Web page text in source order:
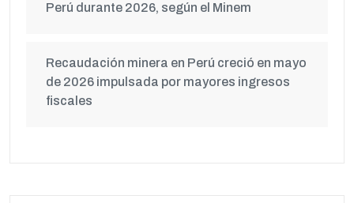
Perú durante 2026, según el Minem
Recaudación minera en Perú creció en mayo
de 2026 impulsada por mayores ingresos
fiscales